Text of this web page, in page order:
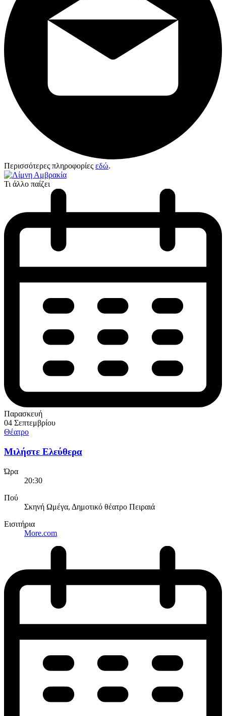
Περισσότερες πληροφορίες εδώ.
Τι άλλο παίζει
Παρασκευή
04 Σεπτεμβρίου
Θέατρο
Μιλήστε Ελεύθερα
Ώρα
20:30
Πού
Σκηνή Ωμέγα, Δημοτικό θέατρο Πειραιά
Εισιτήρια
More.com